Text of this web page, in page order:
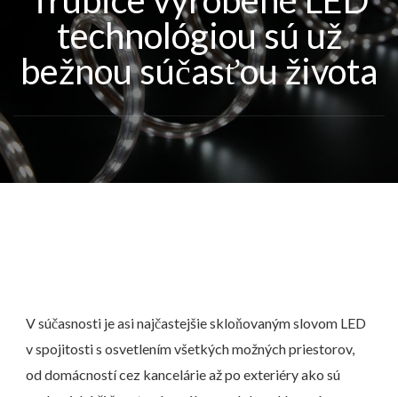
technológiou sú už
bežnou súčasťou života
V súčasnosti je asi najčastejšie skloňovaným slovom LED
v spojitosti s osvetlením všetkých možných priestorov,
od domácností cez kancelárie až po exteriéry ako sú